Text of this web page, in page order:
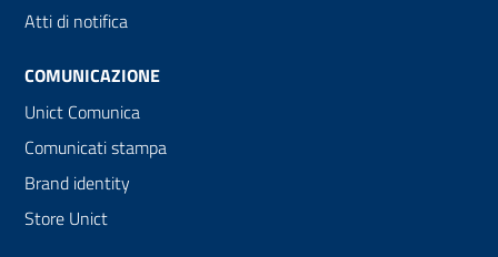
Atti di notifica
COMUNICAZIONE
Unict Comunica
Comunicati stampa
Brand identity
Store Unict